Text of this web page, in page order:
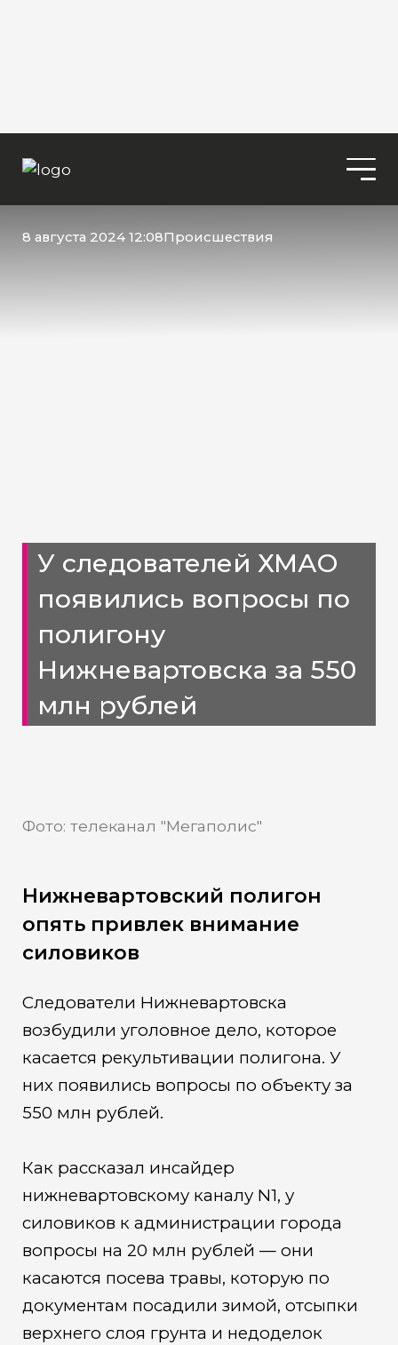
8 августа 2024 12:08Происшествия
У следователей ХМАО
появились вопросы по
полигону
Нижневартовска за 550
млн рублей
Фото: телеканал "Мегаполис"
Нижневартовский полигон
опять привлек внимание
силовиков
Следователи Нижневартовска
возбудили уголовное дело, которое
касается рекультивации полигона. У
них появились вопросы по объекту за
550 млн рублей.
Как рассказал инсайдер
нижневартовскому каналу N1, у
силовиков к администрации города
вопросы на 20 млн рублей — они
касаются посева травы, которую по
документам посадили зимой, отсыпки
верхнего слоя грунта и недоделок